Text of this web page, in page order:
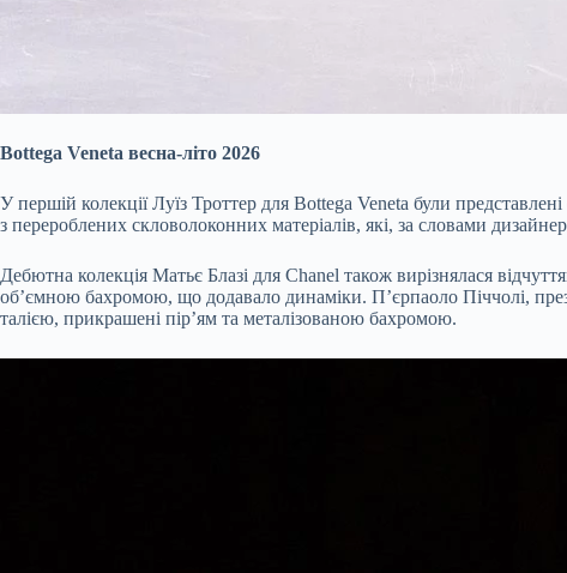
Bottega Veneta весна-літо 2026
У першій колекції Луїз Троттер для Bottega Veneta були
з перероблених скловолоконних матеріалів, які, за словами
Дебютна колекція Матьє Блазі для Chanel також вирізнялася
об’ємною бахромою, що додавало динаміки. П’єрпаоло Піччолі,
талією, прикрашені пір’ям та металізованою бахромою.